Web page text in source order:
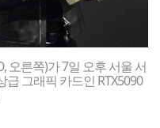
오른쪽)가 7일 오후 서울 서
그래픽 카드인 RTX5090